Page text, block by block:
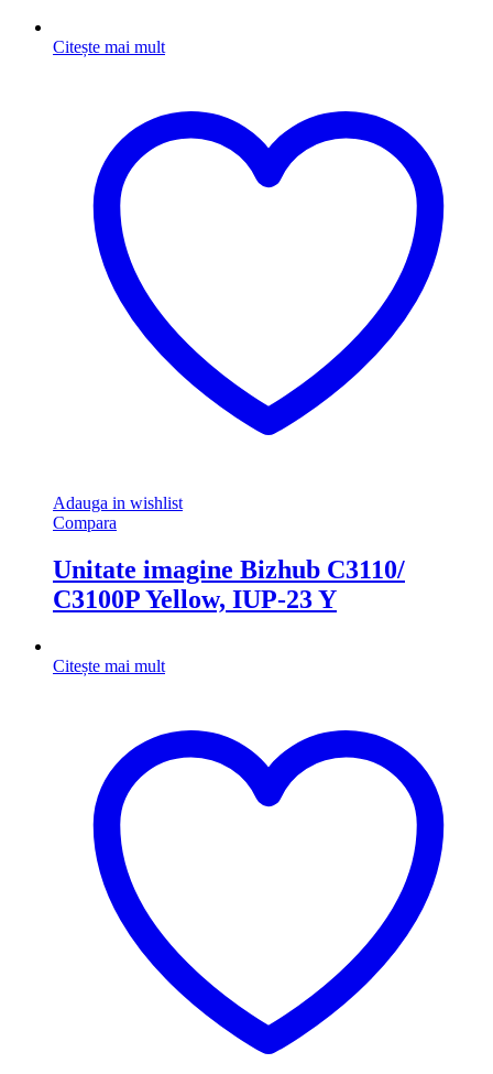
Citește mai mult
Adauga in wishlist
Compara
Unitate imagine Bizhub C3110/
C3100P Yellow, IUP-23 Y
Citește mai mult